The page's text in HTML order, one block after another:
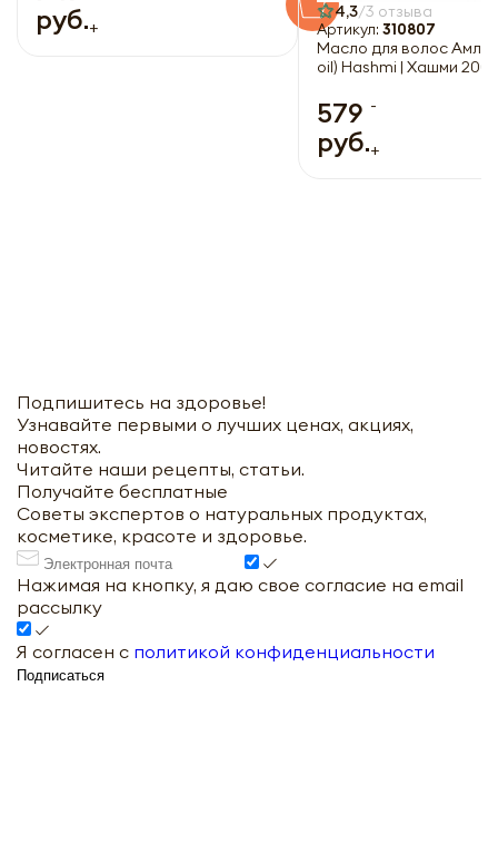
руб.+
4,3 3 отзыва
Артикул: 310807
Масло для волос Амла
oil) Hashmi | Хашми
579
руб.
-
+
Подпишитесь на здоровье!
Узнавайте первыми о лучших ценах, акциях,
новостях.
Читайте наши рецепты, статьи.
Получайте бесплатные
Советы экспертов о натуральных продуктах,
косметике, красоте и здоровье.
Нажимая на кнопку, я даю свое согласие на email
рассылку
Я согласен с политикой конфиденциальности
Подписаться